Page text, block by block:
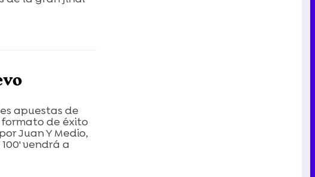
apuestas de
formato de éxito
Juan Y Medio,
vendrá a